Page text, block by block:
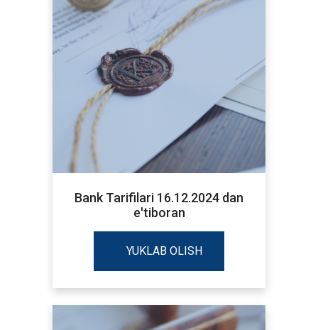
Bank Tarifilari 16.12.2024 dan
e'tiboran
YUKLAB OLISH